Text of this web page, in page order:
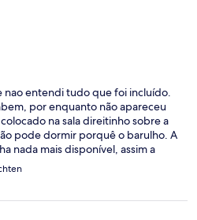
nao entendi tudo que foi incluído.
por enquanto não apareceu
na sala direitinho sobre a
pode dormir porquê o barulho. A
nada mais disponível, assim a
Na manhã o atendente era
feito reserva em outro lugar.